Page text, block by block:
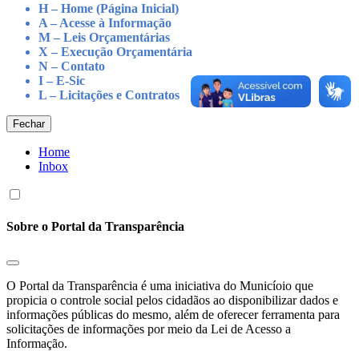
H – Home (Página Inicial)
A – Acesse à Informação
M – Leis Orçamentárias
X – Execução Orçamentária
N – Contato
I – E-Sic
L – Licitações e Contratos
Fechar
Home
Inbox
Sobre o Portal da Transparência
O Portal da Transparência é uma iniciativa do Municíoio que
propicia o controle social pelos cidadãos ao disponibilizar dados e
informações públicas do mesmo, além de oferecer ferramenta para
solicitações de informações por meio da Lei de Acesso a
Informação.